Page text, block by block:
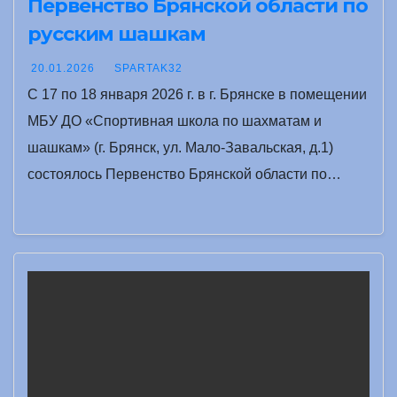
Первенство Брянской области по
русским шашкам
20.01.2026 SPARTAK32
С 17 по 18 января 2026 г. в г. Брянске в помещении
МБУ ДО «Спортивная школа по шахматам и
шашкам» (г. Брянск, ул. Мало-Завальская, д.1)
состоялось Первенство Брянской области по…